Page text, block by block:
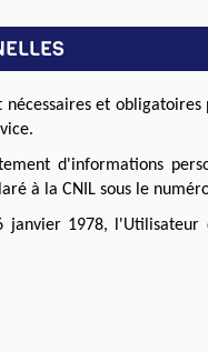
nécessaires et
d'informations
à la CNIL sous le
1978, l'Utilisateur